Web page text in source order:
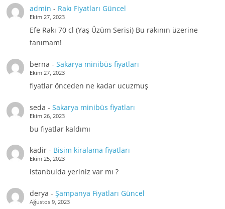
admin - Rakı Fiyatları Güncel
Ekim 27, 2023
Efe Rakı 70 cl (Yaş Üzüm Serisi) Bu rakının üzerine
tanımam!
berna - Sakarya minibüs fiyatları
Ekim 27, 2023
fiyatlar önceden ne kadar ucuzmuş
seda - Sakarya minibüs fiyatları
Ekim 26, 2023
bu fiyatlar kaldımı
kadir- Bisim kiralama fiyatları
Ekim 25, 2023
istanbulda yeriniz var mı ?
derya - Şampanya Fiyatları Güncel
Ağustos 9, 2023